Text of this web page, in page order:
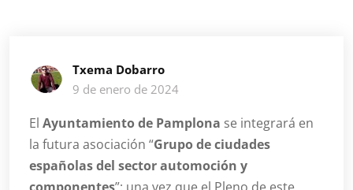
Txema Dobarro
9 de enero de 2024
El Ayuntamiento de Pamplona se integrará en
la futura asociación “Grupo de ciudades
españolas del sector automoción y